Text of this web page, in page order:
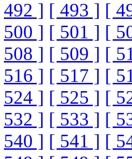
492 ] [ 493 ] [
500 ] [ 501 ] [
508 ] [ 509 ] [
516 ] [ 517 ] [
524 ] [ 525 ] [
532 ] [ 533 ] [
540 ] [ 541 ] [